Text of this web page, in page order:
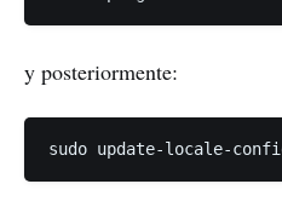
y posteriormente: